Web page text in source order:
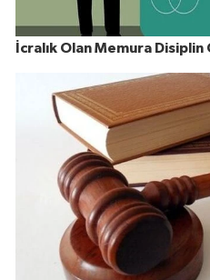
İcralık Olan Memura Disiplin